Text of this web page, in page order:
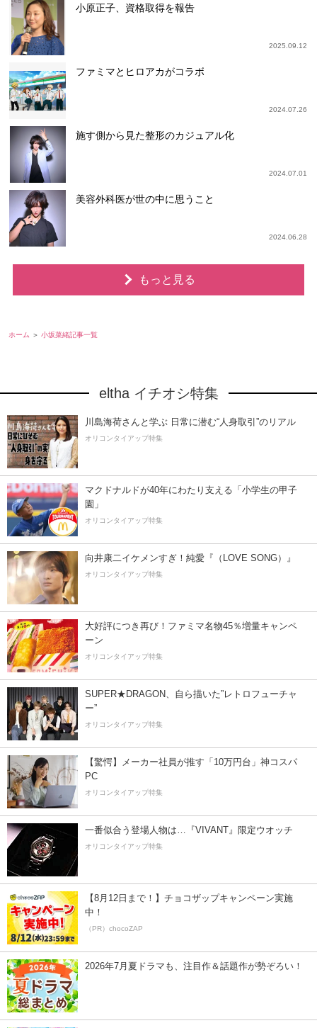
小原正子、資格取得を報告
2025.09.12
ファミマとヒロアカがコラボ
2024.07.26
施す側から見た整形のカジュアル化
2024.07.01
美容外科医が世の中に思うこと
2024.06.28
もっと見る
ホーム 小坂菜緒記事一覧
eltha イチオシ特集
川島海荷さんと学ぶ 日常に潜む“人身取引”のリアル
オリコンタイアップ特集
マクドナルドが40年にわたり支える「小学生の甲子
園」
オリコンタイアップ特集
向井康二イケメンすぎ！純愛『（LOVE SONG）』
オリコンタイアップ特集
大好評につき再び！ファミマ名物45％増量キャンペ
ーン
オリコンタイアップ特集
SUPER★DRAGON、自ら描いた”レトロフューチャ
ー”
オリコンタイアップ特集
【驚愕】メーカー社員が推す「10万円台」神コスパ
PC
オリコンタイアップ特集
一番似合う登場人物は…『VIVANT』限定ウオッチ
オリコンタイアップ特集
【8月12日まで！】チョコザップキャンペーン実施
中！
（PR）chocoZAP
2026年7月夏ドラマも、注目作＆話題作が勢ぞろい！